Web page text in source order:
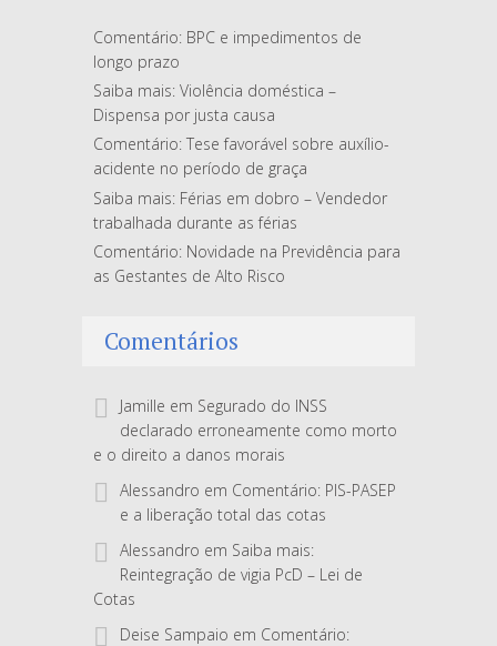
Comentário: BPC e impedimentos de
longo prazo
Saiba mais: Violência doméstica –
Dispensa por justa causa
Comentário: Tese favorável sobre auxílio-
acidente no período de graça
Saiba mais: Férias em dobro – Vendedor
trabalhada durante as férias
Comentário: Novidade na Previdência para
as Gestantes de Alto Risco
Comentários
Jamille em Segurado do INSS
declarado erroneamente como morto
e o direito a danos morais
Alessandro em Comentário: PIS-PASEP
e a liberação total das cotas
Alessandro em Saiba mais:
Reintegração de vigia PcD – Lei de
Cotas
Deise Sampaio em Comentário: